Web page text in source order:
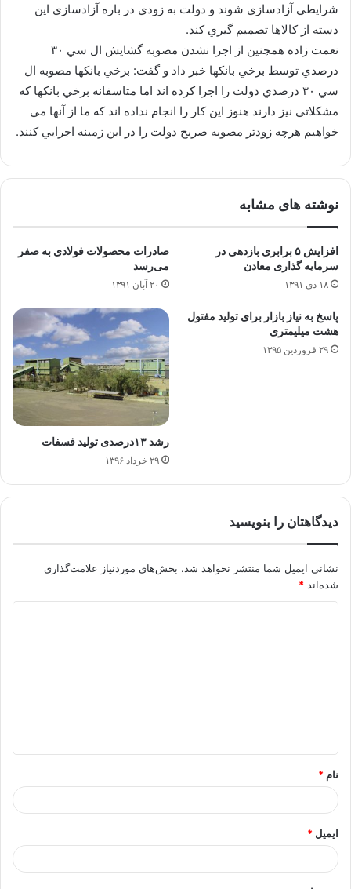
شرايطي آزادسازي شوند و دولت به زودي در باره آزادسازي اين
دسته از كالاها تصميم گيري كند.
نعمت زاده همچنين از اجرا نشدن مصوبه گشايش ال سي ۳۰
درصدي توسط برخي بانكها خبر داد و گفت: برخي بانكها مصوبه ال
سي ۳۰ درصدي دولت را اجرا كرده اند اما متاسفانه برخي بانكها كه
مشكلاتي نيز دارند هنوز اين كار را انجام نداده اند كه ما از آنها مي
خواهيم هرچه زودتر مصوبه صريح دولت را در اين زمينه اجرايي كنند.
نوشته های مشابه
افزایش ۵ برابری بازدهی در
سرمایه گذاری معادن
۱۸ دی ۱۳۹۱
صادرات محصولات فولادی به صفر
می‌رسد
۲۰ آبان ۱۳۹۱
پاسخ به نیاز بازار برای تولید مفتول
هشت میلیمتری
۲۹ فروردین ۱۳۹۵
رشد ۱۳درصدی تولید فسفات
۲۹ خرداد ۱۳۹۶
دیدگاهتان را بنویسید
نشانی ایمیل شما منتشر نخواهد شد. بخش‌های موردنیاز علامت‌گذاری
شده‌اند *
*
نام *
ایمیل *